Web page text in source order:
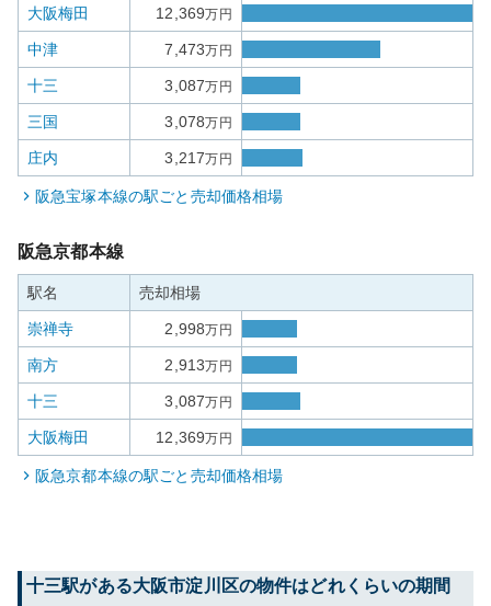
大阪梅田 12,369万円
中津 7,473万円
十三 3,087万円
三国 3,078万円
庄内 3,217万円
阪急宝塚本線の駅ごと売却価格相場
阪急京都本線
駅名 売却相場
崇禅寺 2,998万円
南方 2,913万円
十三 3,087万円
大阪梅田 12,369万円
阪急京都本線の駅ごと売却価格相場
十三駅がある大阪市淀川区の物件はどれくらいの期間